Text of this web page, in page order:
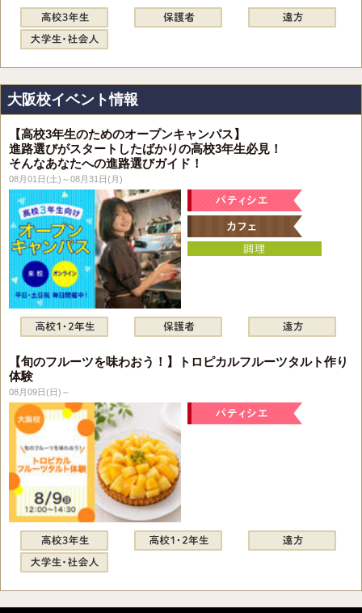
大阪校イベント情報
【高校3年生のためのオープンキャンパス】
進路選びがスタートしたばかりの高校3年生必見！
そんなあなたへの進路選びガイド！
08月01日(土)～08月31日(月)
【旬のフルーツを味わおう！】トロピカルフルーツタルト作り
体験
08月09日(日)～